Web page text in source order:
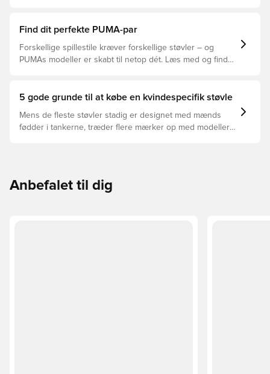
støvler der er det bedste valg til de forskellige typer
Find dit perfekte PUMA-par
Forskellige spillestile kræver forskellige støvler – og
PUMAs modeller er skabt til netop dét. Læs med og find
5 gode grunde til at købe en kvindespecifik støvle
Mens de fleste støvler stadig er designet med mænds
fødder i tankerne, træder flere mærker op med modeller
Anbefalet til dig